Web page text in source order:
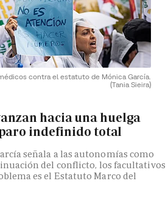
contra el estatuto de Mónica García.
(Tania Sieira)
hacia una huelga
indefinido total
señala a las autonomías como
del conflicto, los facultativos
es el Estatuto Marco del